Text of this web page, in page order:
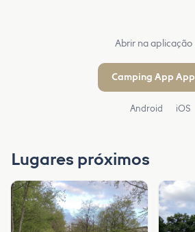
Abrir na aplicação
Camping App App
Android iOS
Lugares próximos